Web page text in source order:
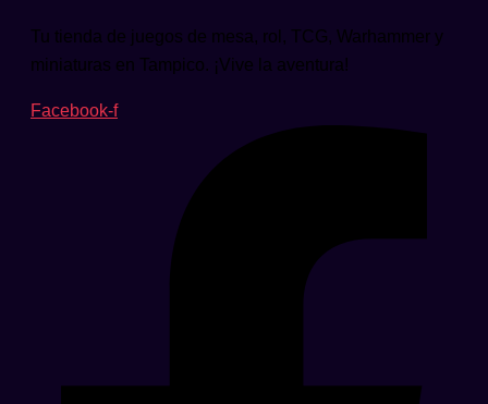
Tu tienda de juegos de mesa, rol, TCG, Warhammer y
miniaturas en Tampico. ¡Vive la aventura!
Facebook-f